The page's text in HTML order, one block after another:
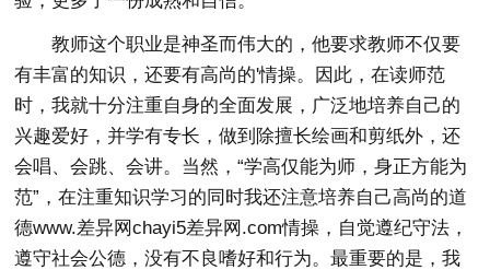
教师这个职业是神圣而伟大的，他要求教师不仅要
有丰富的知识，还要有高尚的'情操。因此，在读师范
时，我就十分注重自身的全面发展，广泛地培养自己的
兴趣爱好，并学有专长，做到除擅长绘画和剪纸外，还
会唱、会跳、会讲。当然，“学高仅能为师，身正方能为
范”，在注重知识学习的同时我还注意培养自己高尚的道
德www.差异网chayi5差异网.com情操，自觉遵纪守法，
遵守社会公德，没有不良嗜好和行为。最重要的是，我